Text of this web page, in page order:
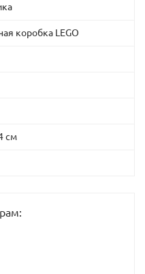
коробка LEGO
см